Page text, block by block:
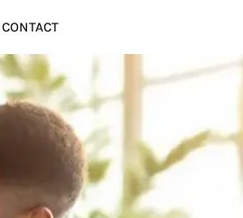
CONTACT